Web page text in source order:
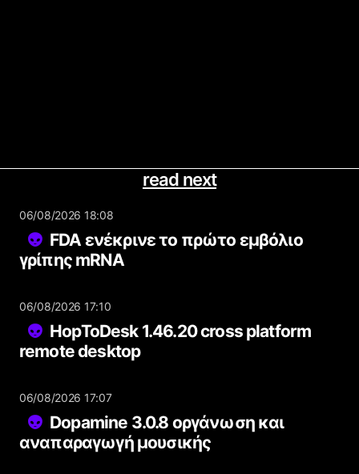
read next
06/08/2026 18:08
FDA ενέκρινε το πρώτο εμβόλιο
γρίπης mRNA
06/08/2026 17:10
HopToDesk 1.46.20 cross platform
remote desktop
06/08/2026 17:07
Dopamine 3.0.8 οργάνωση και
αναπαραγωγή μουσικής